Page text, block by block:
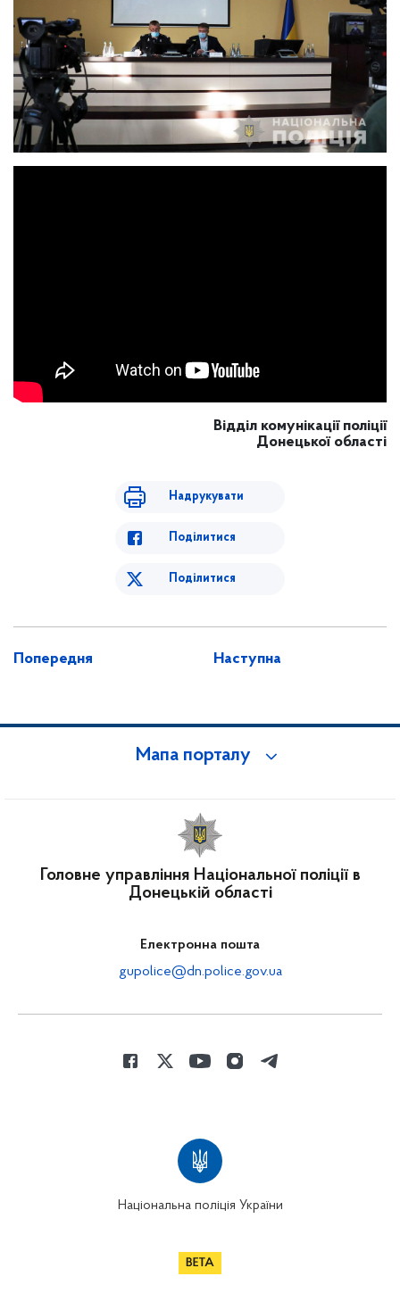
Відділ комунікації поліції
Донецької області
Надрукувати
Поділитися
Поділитися
Попередня Наступна
Мапа порталу
Головне управління Національної поліції в
Донецькій області
Електронна пошта
gupolice@dn.police.gov.ua
Національна поліція України